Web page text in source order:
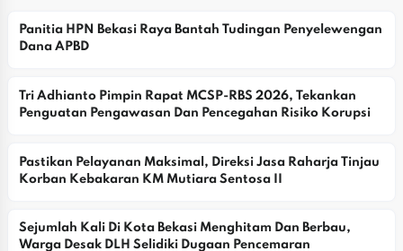
Panitia HPN Bekasi Raya Bantah Tudingan Penyelewengan
Dana APBD
Tri Adhianto Pimpin Rapat MCSP-RBS 2026, Tekankan
Penguatan Pengawasan Dan Pencegahan Risiko Korupsi
Pastikan Pelayanan Maksimal, Direksi Jasa Raharja Tinjau
Korban Kebakaran KM Mutiara Sentosa II
Sejumlah Kali Di Kota Bekasi Menghitam Dan Berbau,
Warga Desak DLH Selidiki Dugaan Pencemaran